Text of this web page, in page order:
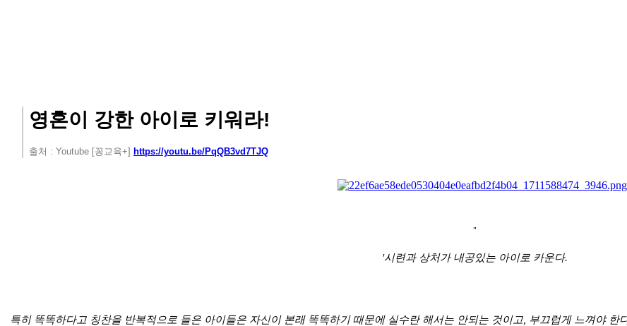
영혼이 강한 아이로 키워라!
출처 : Youtube [꽁교육+] https://youtu.be/PqQB3vd7TJQ
"
'시련과 상처가 내공있는 아이로 카운다.
특히 똑똑하다고 칭찬을 반복적으로 들은 아이들은 자신이 본래 똑똑하기 때문에 실수란 해서는 안되는 것이고, 부끄럽게 느껴야